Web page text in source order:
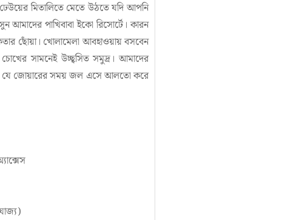
মিতালিতে মেতে উঠতে যদি আপনি
আমাদের পাখিবাবা ইকো রিসোর্টে। কারন
ছোঁয়া। খোলামেলা আবহাওয়ায় বসবেন
সামনেই উচ্ছ্বসিত সমুদ্র। আমাদের
যে জোয়ারের সময় জল এসে আলতো করে